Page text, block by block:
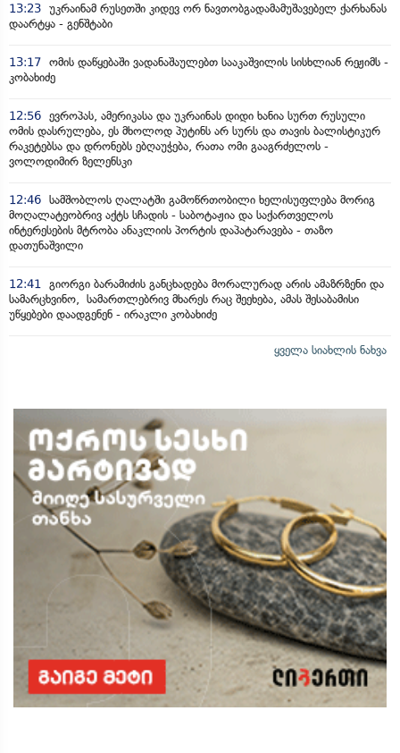
13:23 უკრაინამ რუსეთში კიდევ ორ ნავთობგადამამუშავებელ ქარხანას
დაარტყა - გენშტაბი
13:17 ომის დაწყებაში ვადანაშაულებთ სააკაშვილის სისხლიან რეჟიმს -
კობახიძე
12:56 ევროპას, ამერიკასა და უკრაინას დიდი ხანია სურთ რუსული
ომის დასრულება, ეს მხოლოდ პუტინს არ სურს და თავის ბალისტიკურ
რაკეტებსა და დრონებს ებღაუჭება, რათა ომი გააგრძელოს -
ვოლოდიმირ ზელენსკი
12:46 სამშობლოს ღალატში გამოწრთობილი ხელისუფლება მორიგ
მოღალატეობრივ აქტს სჩადის - საბოტაჟია და საქართველოს
ინტერესების მტრობა ანაკლიის პორტის დაპატარავება - თაზო
დათუნაშვილი
12:41
გიორგი ბარამიძის განცხადება მორალურად არის ამაზრზენი და
სამარცხვინო, სამართლებრივ მხარეს რაც შეეხება, ამას შესაბამისი
უწყებები დაადგენენ - ირაკლი კობახიძე
ყველა სიახლის ნახვა